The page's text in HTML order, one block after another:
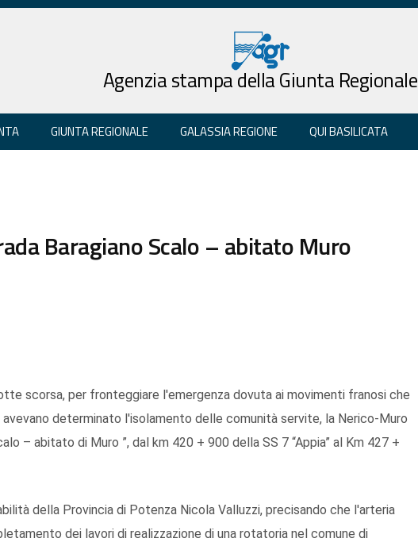
Agenzia stampa della Giunta Regionale
GIUNTA REGIONALE GALASSIA REGIONE QUI BASILICATA
Baragiano Scalo – abitato Muro
scorsa, per fronteggiare l'emergenza dovuta ai movimenti franosi che
determinato l'isolamento delle comunità servite, la Nerico-Muro
– abitato di Muro ”, dal km 420 + 900 della SS 7 “Appia” al Km 427 +
della Provincia di Potenza Nicola Valluzzi, precisando che l'arteria
dei lavori di realizzazione di una rotatoria nel comune di